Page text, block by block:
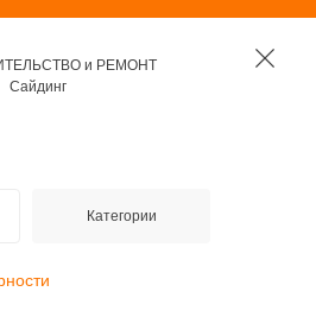
и РЕМОНТ
Сайдинг
Категории